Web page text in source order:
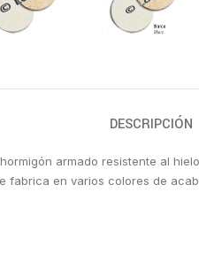
DESCRIPCIÓN
armado resistente al
fabrica en varios colores de